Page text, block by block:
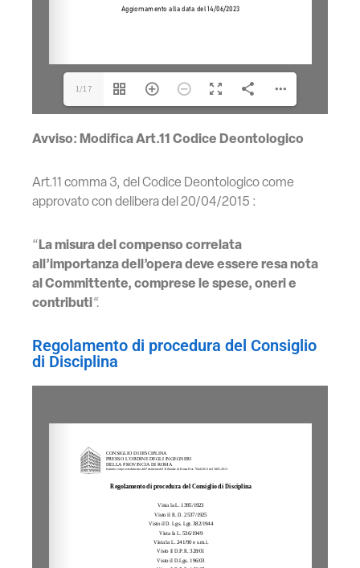
1/17
Avviso: Modifica Art.11 Codice Deontologico
Art.11 comma 3, del Codice Deontologico come
approvato con delibera del 20/04/2015 :
“ La misura del compenso correlata
all’importanza dell’opera deve essere resa nota
al Committente, comprese le spese, oneri e
contributi“.
Regolamento di procedura del Consiglio
di Disciplina